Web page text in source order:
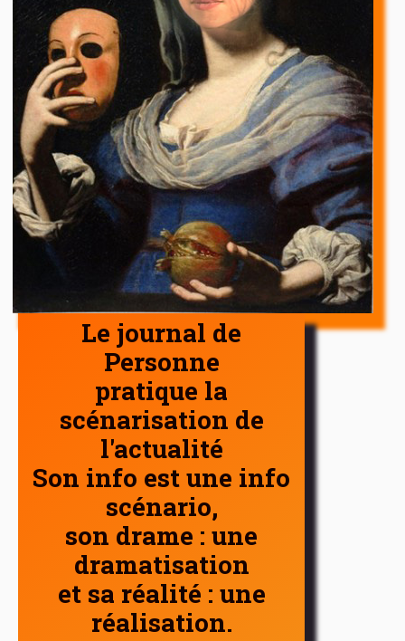
Le journal de
Personne
pratique la
scénarisation de
l'actualité
Son info est une info
scénario,
son drame : une
dramatisation
et sa réalité : une
réalisation.